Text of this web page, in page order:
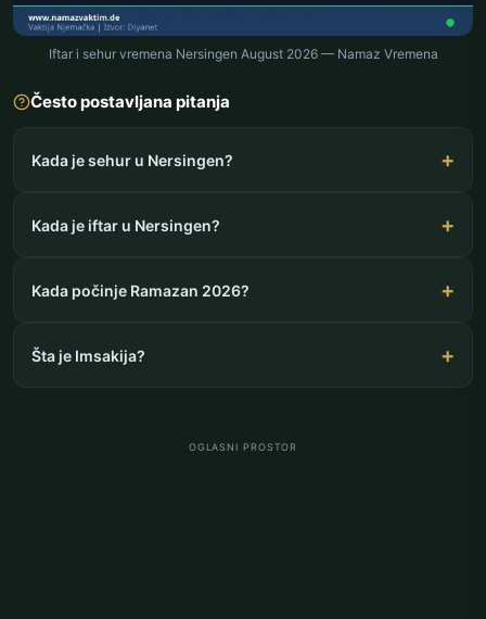
Iftar i sehur vremena Nersingen August 2026 — Namaz Vremena
Često postavljana pitanja
Kada je sehur u Nersingen?
Kada je iftar u Nersingen?
Kada počinje Ramazan 2026?
Šta je Imsakija?
OGLASNI PROSTOR